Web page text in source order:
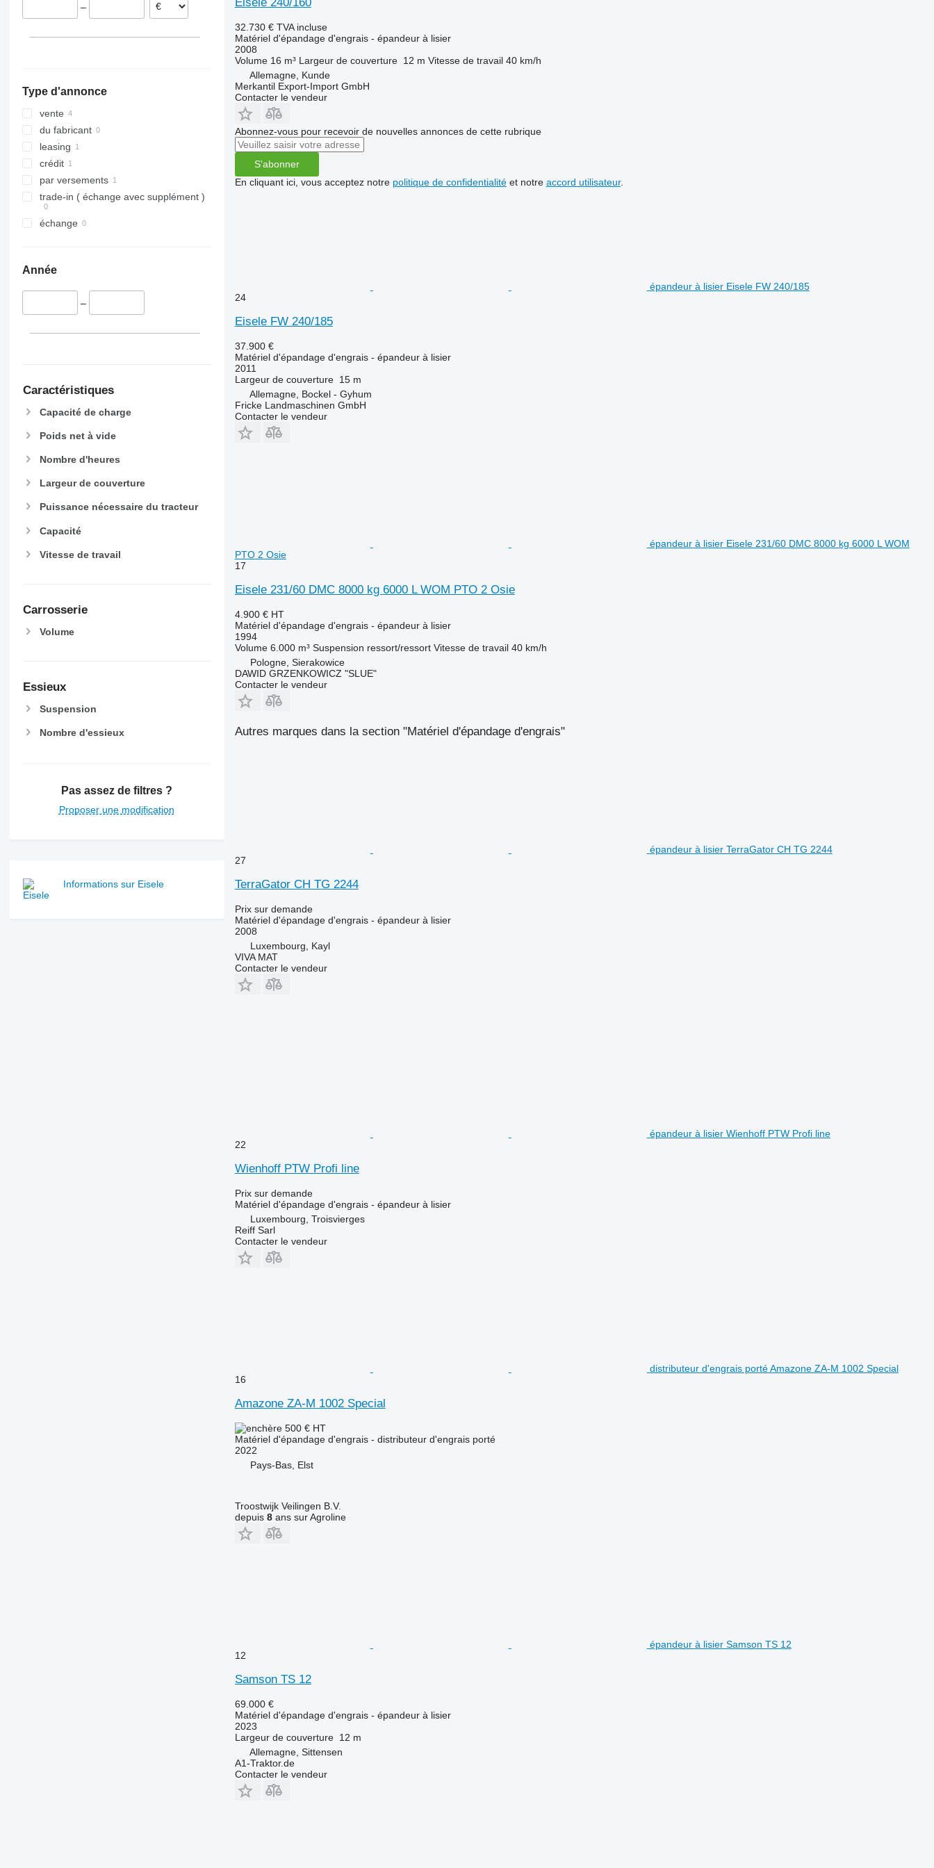
–
Type d'annonce
vente
du fabricant
leasing
crédit
par versements
trade-in ( échange avec supplément )
échange
Année
–
Caractéristiques
Capacité de charge
Poids net à vide
Nombre d'heures
Largeur de couverture
Puissance nécessaire du tracteur
Capacité
Vitesse de travail
Carrosserie
Volume
Essieux
Suspension
Nombre d'essieux
Pas assez de filtres ?
Proposer une modification
Informations sur Eisele
32.730 € TVA incluse
Matériel d'épandage d'engrais - épandeur à lisier
2008
Volume 16 m³ Largeur de couverture 12 m Vitesse de travail 40 km/h
Allemagne, Kunde
Merkantil Export-Import GmbH
Contacter le vendeur
Abonnez-vous pour recevoir de nouvelles annonces de cette rubrique
S'abonner
En cliquant ici, vous acceptez notre politique de confidentialitéet notre accord utilisateur.
épandeur à lisier Eisele FW 240/185
24
Eisele FW 240/185
37.900 €
Matériel d'épandage d'engrais - épandeur à lisier
2011
Largeur de couverture 15 m
Allemagne, Bockel - Gyhum
Fricke Landmaschinen GmbH
Contacter le vendeur
épandeur à lisier Eisele 231/60 DMC 8000 kg 6000 L WOM
PTO 2 Osie
17
Eisele 231/60 DMC 8000 kg 6000 L WOM PTO 2 Osie
4.900 € HT
Matériel d'épandage d'engrais - épandeur à lisier
1994
Volume 6.000 m³ Suspension ressort/ressort Vitesse de travail 40 km/h
Pologne, Sierakowice
DAWID GRZENKOWICZ "SLUE"
Contacter le vendeur
Autres marques dans la section "Matériel d'épandage d'engrais"
épandeur à lisier TerraGator CH TG 2244
27
TerraGator CH TG 2244
Prix sur demande
Matériel d'épandage d'engrais - épandeur à lisier
2008
Luxembourg, Kayl
VIVA MAT
Contacter le vendeur
épandeur à lisier Wienhoff PTW Profi line
22
Wienhoff PTW Profi line
Prix sur demande
Matériel d'épandage d'engrais - épandeur à lisier
Luxembourg, Troisvierges
Reiff Sarl
Contacter le vendeur
distributeur d'engrais porté Amazone ZA-M 1002 Special
16
Amazone ZA-M 1002 Special
500 € HT
Matériel d'épandage d'engrais - distributeur d'engrais porté
2022
Pays-Bas, Elst
Troostwijk Veilingen B.V.
depuis 8ans sur Agroline
épandeur à lisier Samson TS 12
12
Samson TS 12
69.000 €
Matériel d'épandage d'engrais - épandeur à lisier
2023
Largeur de couverture 12 m
Allemagne, Sittensen
A1-Traktor.de
Contacter le vendeur